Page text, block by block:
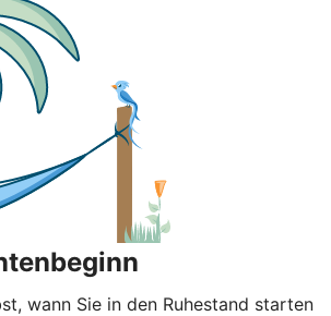
wann Sie in den Ruhestand starten